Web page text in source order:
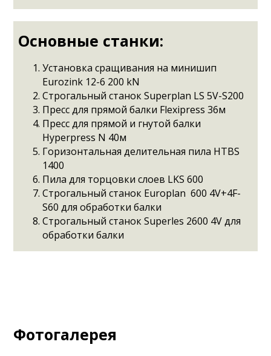
Основные станки:
Установка сращивания на минишип
Eurozink 12-6 200 kN
Строгальный станок Superplan LS 5V-S200
Пресс для прямой балки Flexipress 36м
Пресс для прямой и гнутой балки
Hyperpress N 40м
Горизонтальная делительная пила HTBS
1400
Пила для торцовки слоев LKS 600
Строгальный станок Europlan 600 4V+4F-
S60 для обработки балки
Строгальный станок Superles 2600 4V для
обработки балки
Фотогалерея